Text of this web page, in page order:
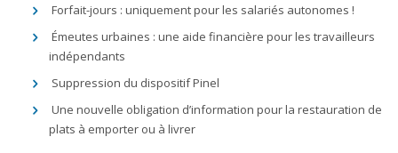
Forfait-jours : uniquement pour les salariés autonomes !
Émeutes urbaines : une aide financière pour les travailleurs
indépendants
Suppression du dispositif Pinel
Une nouvelle obligation d’information pour la restauration de
plats à emporter ou à livrer